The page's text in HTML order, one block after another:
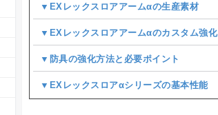
▼EXレックスロアアームαの生産素材
▼EXレックスロアアームαのカスタム強化
▼防具の強化方法と必要ポイント
▼EXレックスロアαシリーズの基本性能